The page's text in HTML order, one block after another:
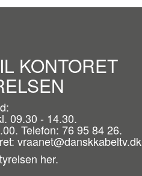
KONTORET
09.30 - 14.30.
Telefon: 76 95 84 26.
vraanet@danskkabeltv.dk
her.